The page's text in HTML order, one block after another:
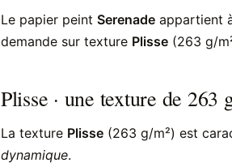
Le papier peint Serenade appartient
demande sur texture Plisse (263 g/
Plisse · une texture de 263
La texture Plisse (263 g/m²) est
dynamique.